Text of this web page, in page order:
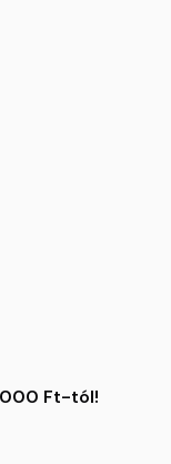
000 Ft-tól!